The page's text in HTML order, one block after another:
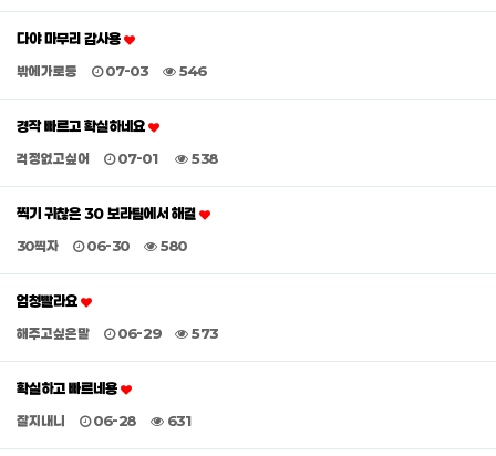
다야 마무리 감사용
밖에가로등 07-03 546
경작 빠르고 확실하네요
걱정없고싶어 07-01 538
찍기 귀찮은 30 보라팀에서 해결
30찍자 06-30 580
엄청빨라요
해주고싶은말 06-29 573
확실하고 빠르네용
잘지내니 06-28 631